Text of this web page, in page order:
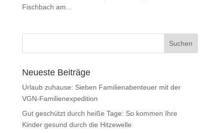
Fischbach am...
Neueste Beiträge
Urlaub zuhause: Sieben Familienabenteuer mit der
VGN-Familienexpedition
Gut geschützt durch heiße Tage: So kommen Ihre
Kinder gesund durch die Hitzewelle